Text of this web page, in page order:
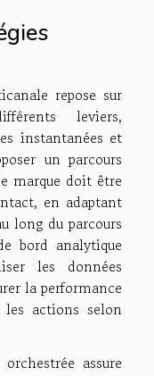
repose sur
leviers,
instantanées et
un parcours
marque doit être
en adaptant
long du parcours
bord analytique
les données
la performance
les actions selon
assure